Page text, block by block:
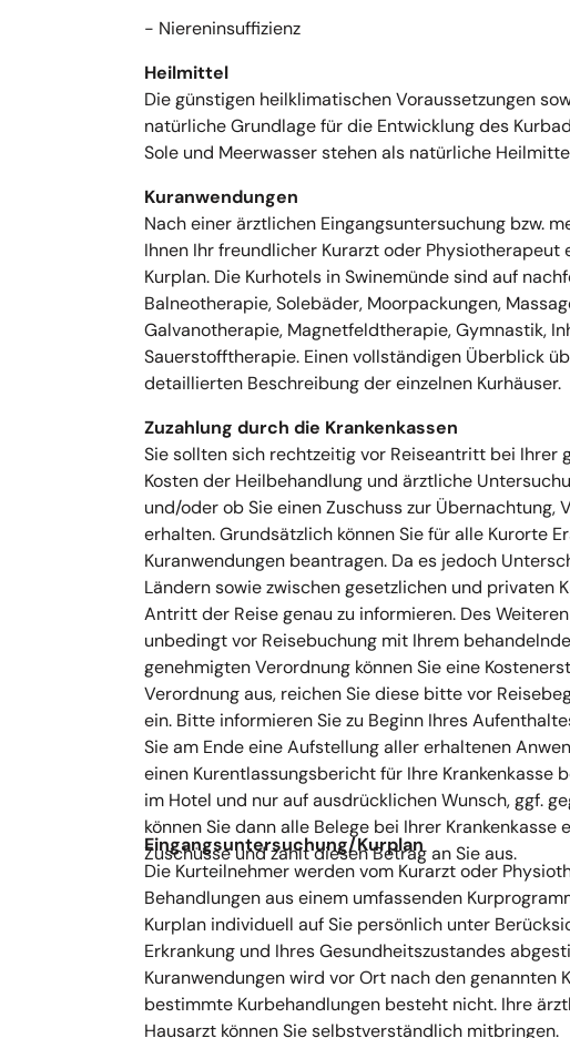
- Niereninsuffizienz
Heilmittel
Die günstigen heilklimatischen Voraussetzungen
natürliche Grundlage für die Entwicklung des
Sole und Meerwasser stehen als natürliche
Kuranwendungen
Nach einer ärztlichen Eingangsuntersuchung bzw.
Ihnen Ihr freundlicher Kurarzt oder
Kurplan. Die Kurhotels in Swinemünde sind auf
Balneotherapie, Solebäder, Moorpackungen,
Galvanotherapie, Magnetfeldtherapie, Gymnastik,
Sauerstofftherapie. Einen vollständigen Überblick
detaillierten Beschreibung der einzelnen Kurhäuser.
Zuzahlung durch die Krankenkassen
Sie sollten sich rechtzeitig vor Reiseantritt bei Ihrer
Kosten der Heilbehandlung und ärztliche
und/oder ob Sie einen Zuschuss zur Übernachtung,
erhalten. Grundsätzlich können Sie für alle Kurorte
Kuranwendungen beantragen. Da es jedoch
Ländern sowie zwischen gesetzlichen und privaten
Antritt der Reise genau zu informieren. Des
unbedingt vor Reisebuchung mit Ihrem
genehmigten Verordnung können Sie eine
Verordnung aus, reichen Sie diese bitte vor
ein. Bitte informieren Sie zu Beginn Ihres
Sie am Ende eine Aufstellung aller erhaltenen
einen Kurentlassungsbericht für Ihre Krankenkasse
im Hotel und nur auf ausdrücklichen Wunsch, ggf.
können Sie dann alle Belege bei Ihrer
Zuschüsse und zahlt diesen Betrag an Sie aus.
Eingangsuntersuchung/Kurplan
Die Kurteilnehmer werden vom Kurarzt oder
Behandlungen aus einem umfassenden
Kurplan individuell auf Sie persönlich unter
Erkrankung und Ihres Gesundheitszustandes
Kuranwendungen wird vor Ort nach den genannten
bestimmte Kurbehandlungen besteht nicht. Ihre
Hausarzt können Sie selbstverständlich mitbringen.